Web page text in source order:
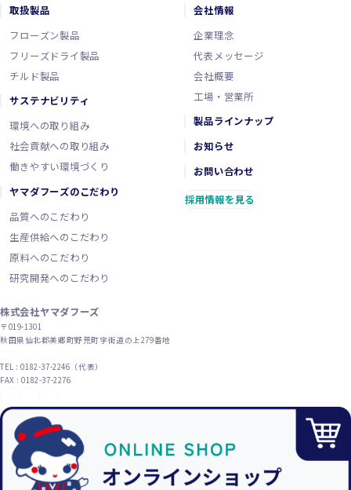
取扱製品
フローズン製品
フリーズドライ製品
チルド製品
サステナビリティ
環境への取り組み
社会貢献への取り組み
働きやすい環境づくり
ヤマダフーズのこだわり
品質へのこだわり
生産供給へのこだわり
原料へのこだわり
研究開発へのこだわり
会社情報
企業理念
代表メッセージ
会社概要
工場・営業所
製品ラインナップ
お知らせ
お問い合わせ
採用情報を見る
株式会社ヤマダフーズ
〒019-1301
秋田県仙北郡美郷町野荒町字街道の上279番地
TEL : 0182-37-2246（代表）
FAX : 0182-37-2276